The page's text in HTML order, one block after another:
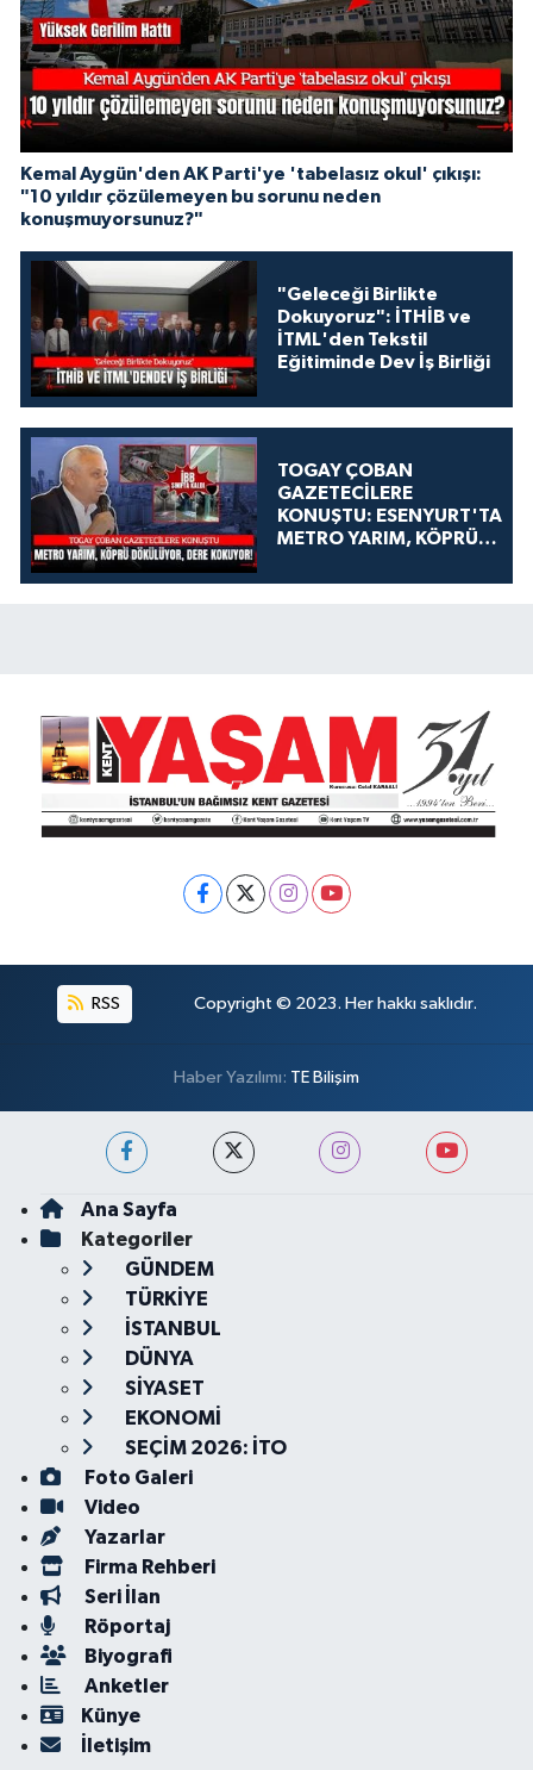
Kemal Aygün'den AK Parti'ye 'tabelasız okul' çıkışı:
"10 yıldır çözülemeyen bu sorunu neden
konuşmuyorsunuz?"
"Geleceği Birlikte
Dokuyoruz": İTHİB ve
İTML'den Tekstil
Eğitiminde Dev İş Birliği
TOGAY ÇOBAN
GAZETECİLERE
KONUŞTU: ESENYURT'TA
METRO YARIM, KÖPRÜ
KOKUYOR!
RSS Copyright © 2023. Her hakkı saklıdır.
Haber Yazılımı: TE Bilişim
Ana Sayfa
Kategoriler
GÜNDEM
TÜRKİYE
İSTANBUL
DÜNYA
SİYASET
EKONOMİ
SEÇİM 2026: İTO
Foto Galeri
Video
Yazarlar
Firma Rehberi
Seri İlan
Röportaj
Biyografi
Anketler
Künye
İletişim